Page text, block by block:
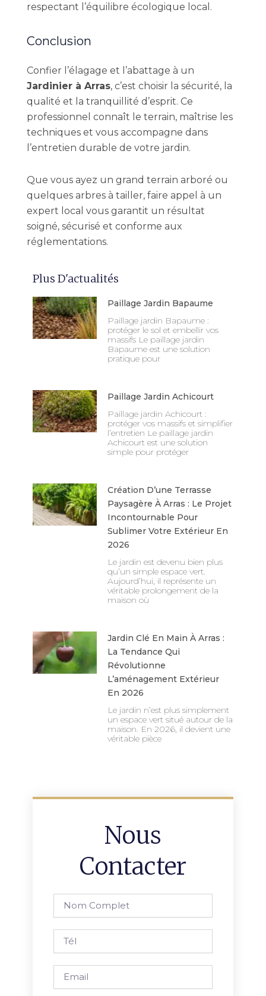
respectant l’équilibre écologique local.
Conclusion
Confier l’élagage et l’abattage à un
Jardinier à Arras, c’est choisir la sécurité, la
qualité et la tranquillité d’esprit. Ce
professionnel connaît le terrain, maîtrise les
techniques et vous accompagne dans
l’entretien durable de votre jardin.
Que vous ayez un grand terrain arboré ou
quelques arbres à tailler, faire appel à un
expert local vous garantit un résultat
soigné, sécurisé et conforme aux
réglementations.
Plus D'actualités
Paillage Jardin Bapaume
Paillage jardin Bapaume :
protéger le sol et embellir vos
massifs Le paillage jardin
Bapaume est une solution
pratique pour
Paillage Jardin Achicourt
Paillage jardin Achicourt :
protéger vos massifs et simplifier
l’entretien Le paillage jardin
Achicourt est une solution
simple pour protéger
Création D’une Terrasse
Paysagère À Arras : Le Projet
Incontournable Pour
Sublimer Votre Extérieur En
2026
Le jardin est devenu bien plus
qu’un simple espace vert.
Aujourd’hui, il représente un
véritable prolongement de la
maison où
Jardin Clé En Main À Arras :
La Tendance Qui
Révolutionne
L’aménagement Extérieur
En 2026
Le jardin n’est plus simplement
un espace vert situé autour de la
maison. En 2026, il devient une
véritable pièce
Nous
Contacter
complet